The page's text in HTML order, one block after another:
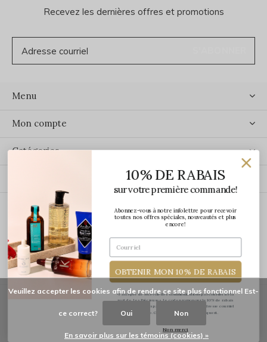
Recevez les dernières offres et promotions
Menu
Mon compte
Catégories
ÉCRIVEZ-NOUS
© Copyright2026-Les Précieuses
Veuillez accepter les cookies afin de rendre ce site plus fonctionnel Est-
ce correct? Oui Non
En savoir plus sur les témoins (cookies) »
10% DE RABAIS
sur votre première commande!
Abonnez-vous à notre infolettre pour recevoir
toutes nos offres spéciales, nouveautés et plus
encore!
OBTENIR MON 10% DE RABAIS
*J'accepte de recevoir des communications par courriel de la
part de Les Précieuses. Le code promo pour le 10% de rabais
vous sera transmis par courriel une fois votre adresse courriel
confirmée. Certaines exclusions s'appliquent.
Non merci